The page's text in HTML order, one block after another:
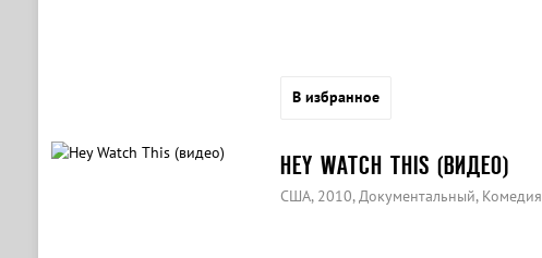
В избранное
HEY WATCH THIS (ВИДЕО)
США, 2010, Документальный, Комедия